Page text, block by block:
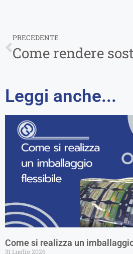
PRECEDENTE
Come rendere
Leggi anche...
Come si realizza un
31 Luglio 2026